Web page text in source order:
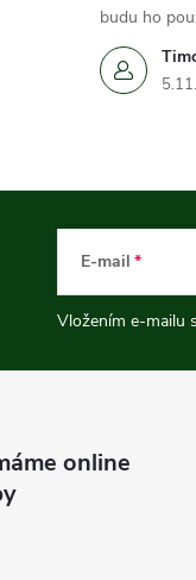
budu ho
E-mail
Vložením e-mailu
online